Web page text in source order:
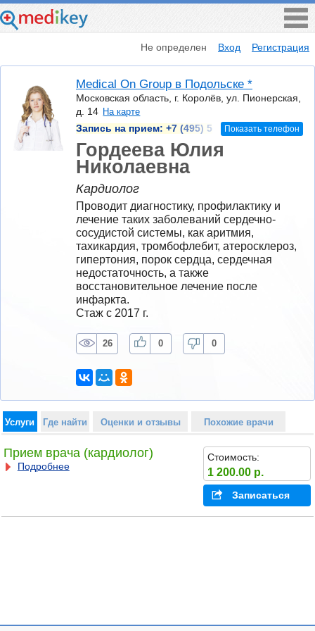
Не определен Вход Регистрация
Medical On Group в Подольске *
Московская область, г. Королёв, ул. Пионерская,
д. 14 На карте
Запись на прием: +7 (495) 5 Показать телефон
Гордеева Юлия
Николаевна
Кардиолог
Проводит диагностику, профилактику и
лечение таких заболеваний сердечно-
сосудистой системы, как аритмия,
тахикардия, тромбофлебит, атеросклероз,
гипертония, порок сердца, сердечная
недостаточность, а также
восстановительное лечение после
инфаркта.
Стаж с 2017 г.
26 0 0
Услуги Где найти Оценки и отзывы Похожие врачи
Прием врача (кардиолог)
Подробнее
Стоимость:
1 200.00 р.
Записаться